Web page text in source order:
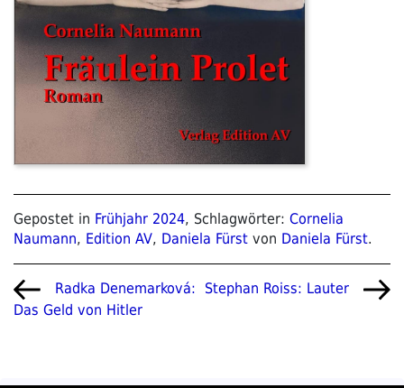
Gepostet in Frühjahr 2024, Schlagwörter: Cornelia
Naumann, Edition AV, Daniela Fürst von Daniela Fürst.
Beitragsnavigation
Vorheriger
Beitrag
Radka Denemarková:
Das Geld von Hitler
Nächster
Stephan Roiss: Lauter